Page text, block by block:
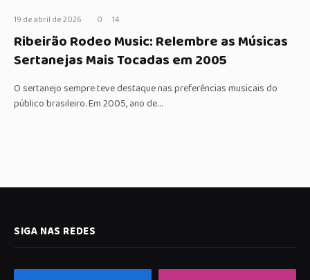
19 de abril de 2026 0 14
Ribeirão Rodeo Music: Relembre as Músicas
Sertanejas Mais Tocadas em 2005
O sertanejo sempre teve destaque nas preferências musicais do
público brasileiro. Em 2005, ano de…
SIGA NAS REDES